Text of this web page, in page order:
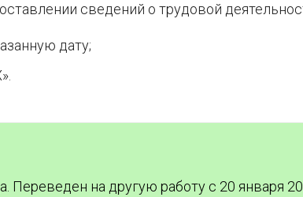
сведений о трудовой
дату;
Переведен на другую работу с 20 января